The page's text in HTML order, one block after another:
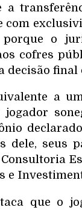
a
porque o
cofres
decisão
a
dele, seus
e
que o